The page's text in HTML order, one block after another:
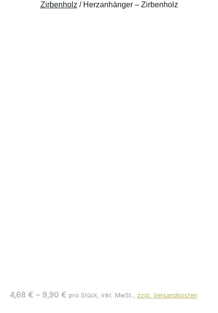
Zirbenholz/ Herzanhänger – Zirbenholz
4,68 € – 9,90 € pro Stück, inkl. MwSt., zzgl. Versandkosten